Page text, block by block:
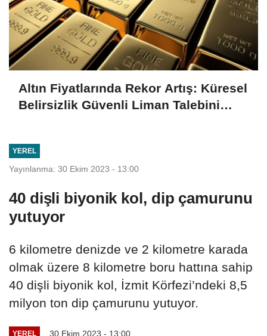
Altın Fiyatlarında Rekor Artış: Küresel
Belirsizlik Güvenli Liman Talebini
YEREL
Yayınlanma: 30 Ekim 2023 - 13:00
40 dişli biyonik kol, dip çamurunu
yutuyor
6 kilometre denizde ve 2 kilometre karada
olmak üzere 8 kilometre boru hattına sahip
40 dişli biyonik kol, İzmit Körfezi’ndeki 8,5
milyon ton dip çamurunu yutuyor.
YEREL 30 Ekim 2023 - 13:00